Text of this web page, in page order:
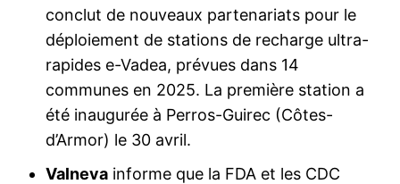
conclut de nouveaux partenariats pour le
déploiement de stations de recharge ultra-
rapides e-Vadea, prévues dans 14
communes en 2025. La première station a
été inaugurée à Perros-Guirec (Côtes-
d’Armor) le 30 avril.
Valneva informe que la FDA et les CDC